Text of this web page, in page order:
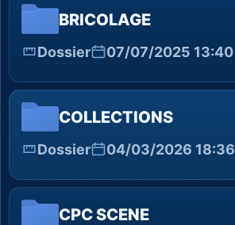
BRICOLAGE
Dossier 07/07/2025 13:40
COLLECTIONS
Dossier 04/03/2026 18:36
CPC SCENE